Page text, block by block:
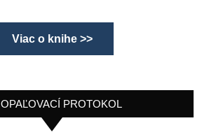
Viac o knihe >>
OPAĽOVACÍ PROTOKOL